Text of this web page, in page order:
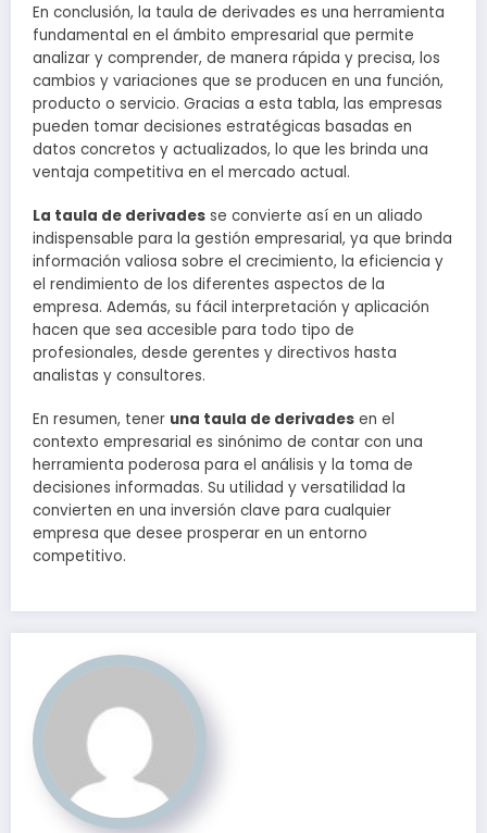
En conclusión, la taula de derivades es una herramienta
fundamental en el ámbito empresarial que permite
analizar y comprender, de manera rápida y precisa, los
cambios y variaciones que se producen en una función,
producto o servicio. Gracias a esta tabla, las empresas
pueden tomar decisiones estratégicas basadas en
datos concretos y actualizados, lo que les brinda una
ventaja competitiva en el mercado actual.
La taula de derivades se convierte así en un aliado
indispensable para la gestión empresarial, ya que brinda
información valiosa sobre el crecimiento, la eficiencia y
el rendimiento de los diferentes aspectos de la
empresa. Además, su fácil interpretación y aplicación
hacen que sea accesible para todo tipo de
profesionales, desde gerentes y directivos hasta
analistas y consultores.
En resumen, tener una taula de derivades en el
contexto empresarial es sinónimo de contar con una
herramienta poderosa para el análisis y la toma de
decisiones informadas. Su utilidad y versatilidad la
convierten en una inversión clave para cualquier
empresa que desee prosperar en un entorno
competitivo.